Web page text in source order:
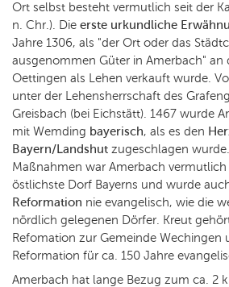
Ort selbst besteht vermutlich seit der
n. Chr.). Die erste urkundliche
Jahre 1306, als "der Ort oder das
ausgenommen Güter in Amerbach" an
Oettingen als Lehen verkauft wurde.
unter der Lehensherrschaft des
Greisbach (bei Eichstätt). 1467 wurde
mit Wemding bayerisch, als es den
Bayern/Landshut zugeschlagen
Maßnahmen war Amerbach vermutlich
östlichste Dorf Bayerns und wurde
Reformation nie evangelisch, wie die
nördlich gelegenen Dörfer. Kreut
Refomation zur Gemeinde Wechingen
Reformation für ca. 150 Jahre
Amerbach hat lange Bezug zum ca. 2